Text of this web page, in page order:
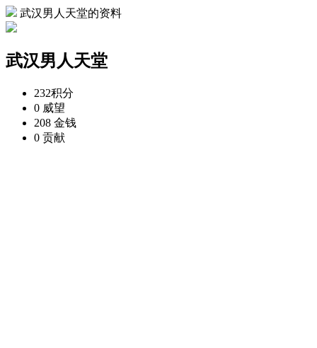
武汉男人天堂的资料
武汉男人天堂
232积分
0 威望
208 金钱
0 贡献